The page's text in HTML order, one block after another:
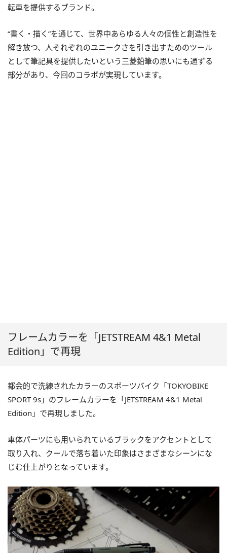
転車を提供するブランド。
“書く・描く”を通じて、世界中あらゆる人々の個性と創造性を
解き放つ、人それぞれのユニークさを引き出すためのツール
として筆記具を提供したいという三菱鉛筆の思いにも通ずる
部分があり、今回のコラボが実現しています。
フレームカラーを「JETSTREAM 4&1 Metal
Edition」で再現
都会的で洗練されたカラーのスポーツバイク「TOKYOBIKE
SPORT 9s」のフレームカラーを「JETSTREAM 4&1 Metal
Edition」で再現しました。
車体パーツにも用いられているブラックをアクセントとして
取り入れ、クールで落ち着いた印象はさまざまなシーンにな
じむ仕上がりとなっています。